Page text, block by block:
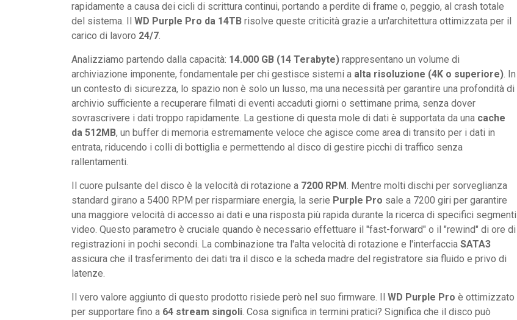
rapidamente a causa dei cicli di scrittura continui, portando a perdite di frame o, peggio, al crash totale
del sistema. Il WD Purple Pro da 14TB risolve queste criticità grazie a un'architettura ottimizzata per il
carico di lavoro 24/7.
Analizziamo partendo dalla capacità: 14.000 GB (14 Terabyte) rappresentano un volume di
archiviazione imponente, fondamentale per chi gestisce sistemi a alta risoluzione (4K o superiore). In
un contesto di sicurezza, lo spazio non è solo un lusso, ma una necessità per garantire una profondità di
archivio sufficiente a recuperare filmati di eventi accaduti giorni o settimane prima, senza dover
sovrascrivere i dati troppo rapidamente. La gestione di questa mole di dati è supportata da una cache
da 512MB, un buffer di memoria estremamente veloce che agisce come area di transito per i dati in
entrata, riducendo i colli di bottiglia e permettendo al disco di gestire picchi di traffico senza
rallentamenti.
Il cuore pulsante del disco è la velocità di rotazione a 7200 RPM. Mentre molti dischi per sorveglianza
standard girano a 5400 RPM per risparmiare energia, la serie Purple Pro sale a 7200 giri per garantire
una maggiore velocità di accesso ai dati e una risposta più rapida durante la ricerca di specifici segmenti
video. Questo parametro è cruciale quando è necessario effettuare il "fast-forward" o il "rewind" di ore di
registrazioni in pochi secondi. La combinazione tra l'alta velocità di rotazione e l'interfaccia SATA3
assicura che il trasferimento dei dati tra il disco e la scheda madre del registratore sia fluido e privo di
latenze.
Il vero valore aggiunto di questo prodotto risiede però nel suo firmware. Il WD Purple Pro è ottimizzato
per supportare fino a 64 stream singoli. Cosa significa in termini pratici? Significa che il disco può